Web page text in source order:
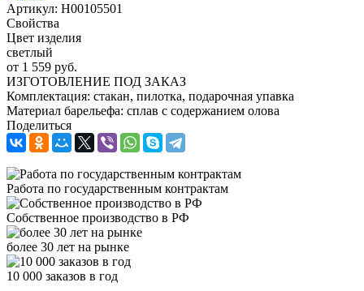
Артикул: Н00105501
Свойства
Цвет изделия
светлый
от 1 559 руб.
ИЗГОТОВЛЕНИЕ ПОД ЗАКАЗ
Комплектация: стакан, пилотка, подарочная упавка
Материал барельефа: сплав с содержанием олова
Поделиться
Работа по государственным контрактам
Собственное производство в РФ
более 30 лет на рынке
10 000 заказов в год